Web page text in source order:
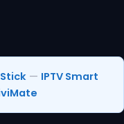
Stick — IPTV Smart